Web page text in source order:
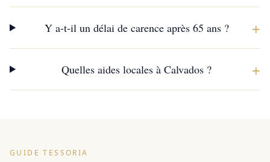
Y a-t-il un délai de carence après 65 ans ? +
Quelles aides locales à Calvados ? +
GUIDE TESSORIA